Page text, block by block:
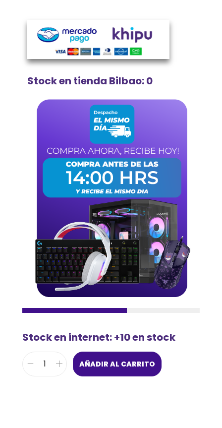
Stock en tienda Bilbao: 0
Stock en internet: +10 en stock
AÑADIR AL CARRITO